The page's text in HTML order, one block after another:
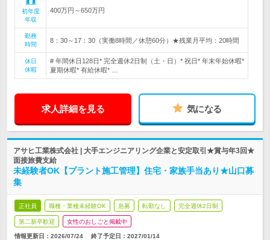
初年度
年収
400万円～650万円
勤務
時間
8：30～17：30（実働8時間／休憩60分）★残業月平均：20時間
休日
休暇
# 年間休日128日* 完全週休2日制（土・日）* 祝日* 年末年始休暇*
夏期休暇* 有給休暇* …
求人詳細を見る 気になる
アサヒ工業株式会社 | 大手エンジニアリング企業と安定取引★賞与年3回★
面接旅費支給
未経験者OK【プラント施工管理】住宅・家族手当あり★山口募
集
正社員 職種・業種未経験OK 急募 転勤なし 完全週休2日制
第二新卒歓迎 女性のおしごと掲載中
情報更新日：2026/07/24 終了予定日： 2027/01/14